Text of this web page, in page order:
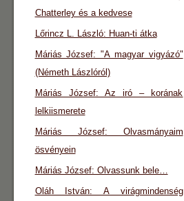
Chatterley és a kedvese
Lőrincz L. László: Huan-ti átka
Máriás József: "A magyar vigyázó"
(Németh Lászlóról)
Máriás József: Az iró – korának
lelkiismerete
Máriás József: Olvasmányaim
ösvényein
Máriás József: Olvassunk bele…
Oláh István: A virágmindenség